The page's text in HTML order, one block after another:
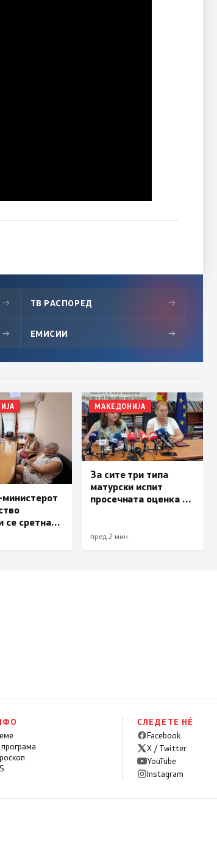
→ ТВ РАСПОРЕД →
→ ЕМИСИИ →
се сретна
на
МАКЕДОНИЈА
За сите три типа
матурски испит
просечната оценка е
препишувачи
пред 2 мин.
СЛЕДЕТЕ НÉ
Facebook
X / Twitter
YouTube
Instagram